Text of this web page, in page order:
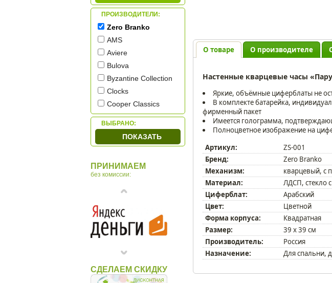
ПРОИЗВОДИТЕЛИ:
Zero Branko
AMS
Aviere
Bulova
Byzantine Collection
Clocks
Cooper Classics
Galaxy
Granat
Howard Miller
Karlsson
Lowell
MADO
Opulent
ВЫБРАНО:
ПОКАЗАТЬ
ПРИНИМАЕМ
без комиссии:
СДЕЛАЕМ СКИДКУ
О товаре О производителе
Настенные кварцевые часы
Яркие, объёмные циферблаты не
В комплекте батарейка,
фирменный пакет
Имеется голограмма,
Полноцветное изображение на
Артикул:
ZS-001
Бренд:
Zero Branko
Механизм:
кварцевый, с
Материал:
ЛДСП, стекло
Циферблат:
Арабский
Цвет:
Цветной
Форма корпуса:
Квадратная
Размер:
39 х 39 см
Производитель:
Россия
Назначение:
Для спальни,